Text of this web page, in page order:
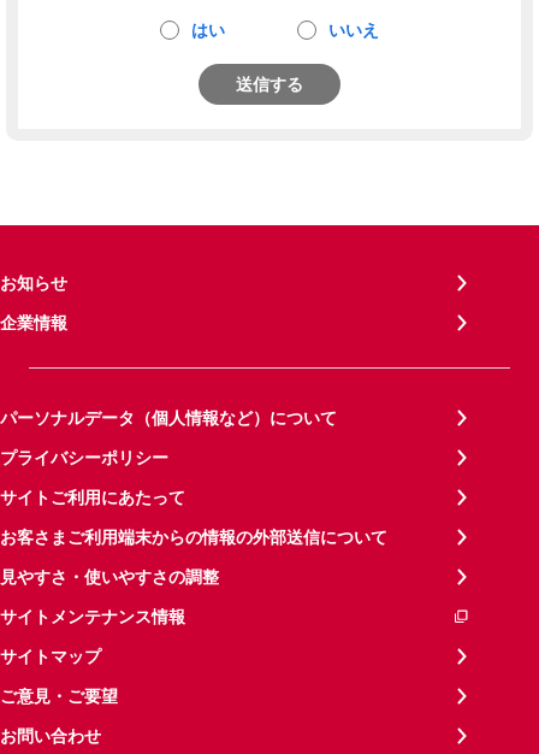
はい いいえ
送信する
お知らせ
企業情報
パーソナルデータ（個人情報など）について
プライバシーポリシー
サイトご利用にあたって
お客さまご利用端末からの情報の外部送信について
見やすさ・使いやすさの調整
サイトメンテナンス情報
サイトマップ
ご意見・ご要望
お問い合わせ